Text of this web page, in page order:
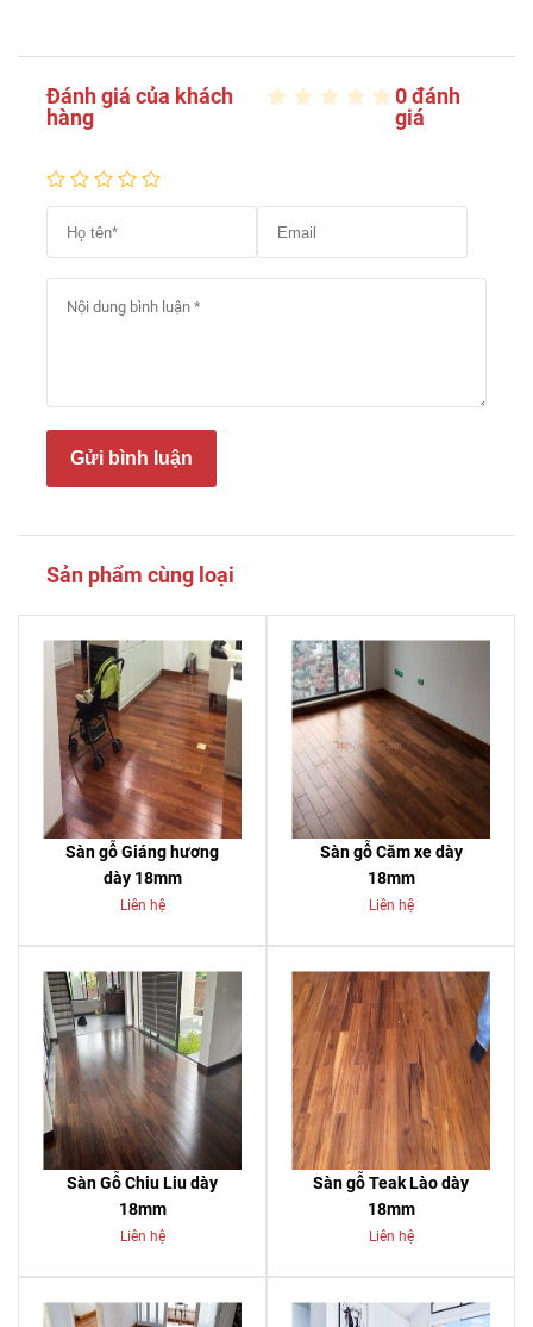
Đánh giá của khách
hàng
0 đánh
giá
Gửi bình luận
Sản phẩm cùng loại
Sàn gỗ Giáng hương
dày 18mm
Liên hệ
Sàn gỗ Căm xe dày
18mm
Liên hệ
Sàn Gỗ Chiu Liu dày
18mm
Liên hệ
Sàn gỗ Teak Lào dày
18mm
Liên hệ